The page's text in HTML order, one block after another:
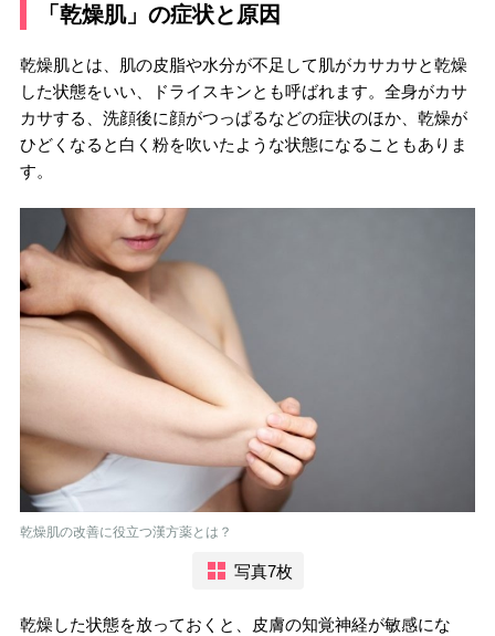
「乾燥肌」の症状と原因
乾燥肌とは、肌の皮脂や水分が不足して肌がカサカサと乾燥
した状態をいい、ドライスキンとも呼ばれます。全身がカサ
カサする、洗顔後に顔がつっぱるなどの症状のほか、乾燥が
ひどくなると白く粉を吹いたような状態になることもありま
す。
乾燥肌の改善に役立つ漢方薬とは？
写真7枚
乾燥した状態を放っておくと、皮膚の知覚神経が敏感にな